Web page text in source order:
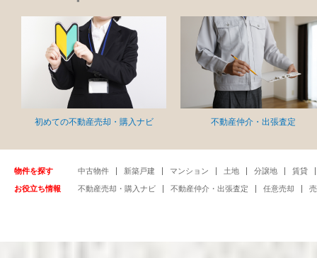
初めての不動産売却・購入ナビ 不動産仲介・出張査定
物件を探す 中古物件 新築戸建 マンション 土地 分譲地 賃貸
お役立ち情報 不動産売却・購入ナビ 不動産仲介・出張査定 任意売却